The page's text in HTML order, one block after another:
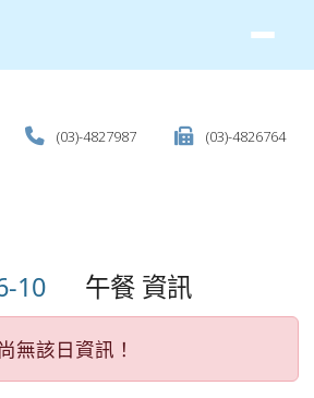
(03)-4827987 (03)-4826764
午餐 資訊
無該日資訊！